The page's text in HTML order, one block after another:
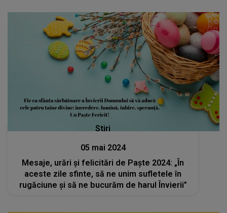
Stiri
05 mai 2024
Mesaje, urări și felicitări de Paște 2024: „În
aceste zile sfinte, să ne unim sufletele în
rugăciune și să ne bucurăm de harul Învierii”